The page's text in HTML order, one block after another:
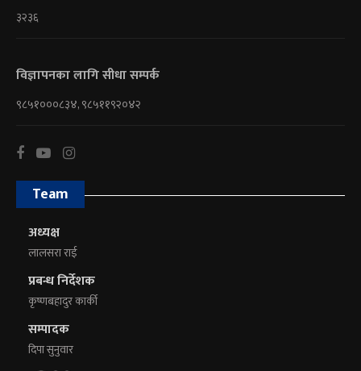
३२३६
विज्ञापनका लागि सीधा सम्पर्क
९८५१०००८३४, ९८५११९२०४२
Team
अध्यक्ष
लालसरा राई
प्रबन्ध निर्देशक
कृष्णबहादुर कार्की
सम्पादक
दिपा सुनुवार